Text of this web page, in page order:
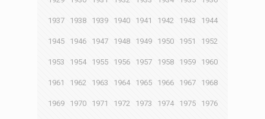
1937 1938 1939 1940 1941 1942 1943 1944
1945 1946 1947 1948 1949 1950 1951 1952
1953 1954 1955 1956 1957 1958 1959 1960
1961 1962 1963 1964 1965 1966 1967 1968
1969 1970 1971 1972 1973 1974 1975 1976